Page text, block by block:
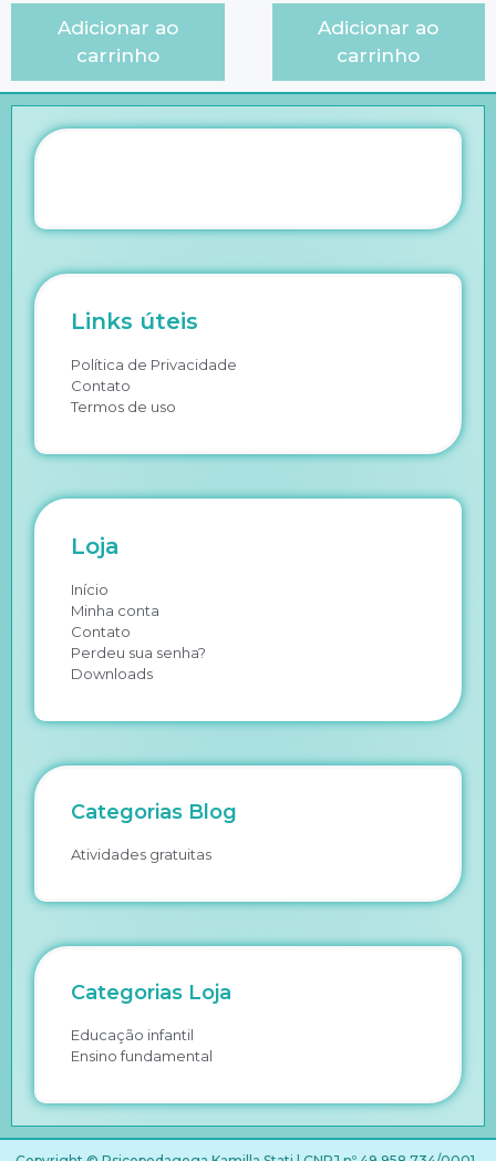
Adicionar ao
carrinho
Adicionar ao
carrinho
Links úteis
Política de Privacidade
Contato
Termos de uso
Loja
Início
Minha conta
Contato
Perdeu sua senha?
Downloads
Categorias Blog
Atividades gratuitas
Categorias Loja
Educação infantil
Ensino fundamental